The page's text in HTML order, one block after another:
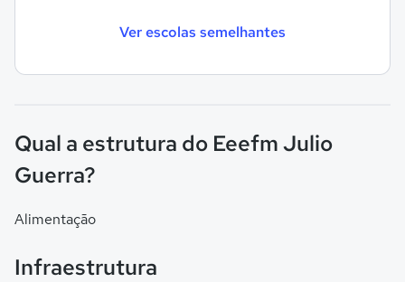
Ver escolas semelhantes
Qual a estrutura do Eeefm Julio
Guerra?
Alimentação
Infraestrutura